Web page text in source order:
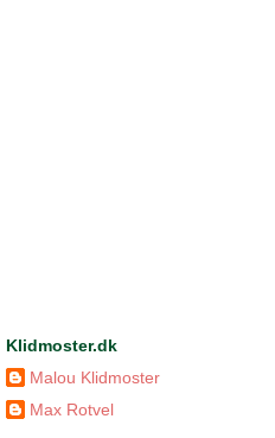
Klidmoster.dk
Malou Klidmoster
Max Rotvel